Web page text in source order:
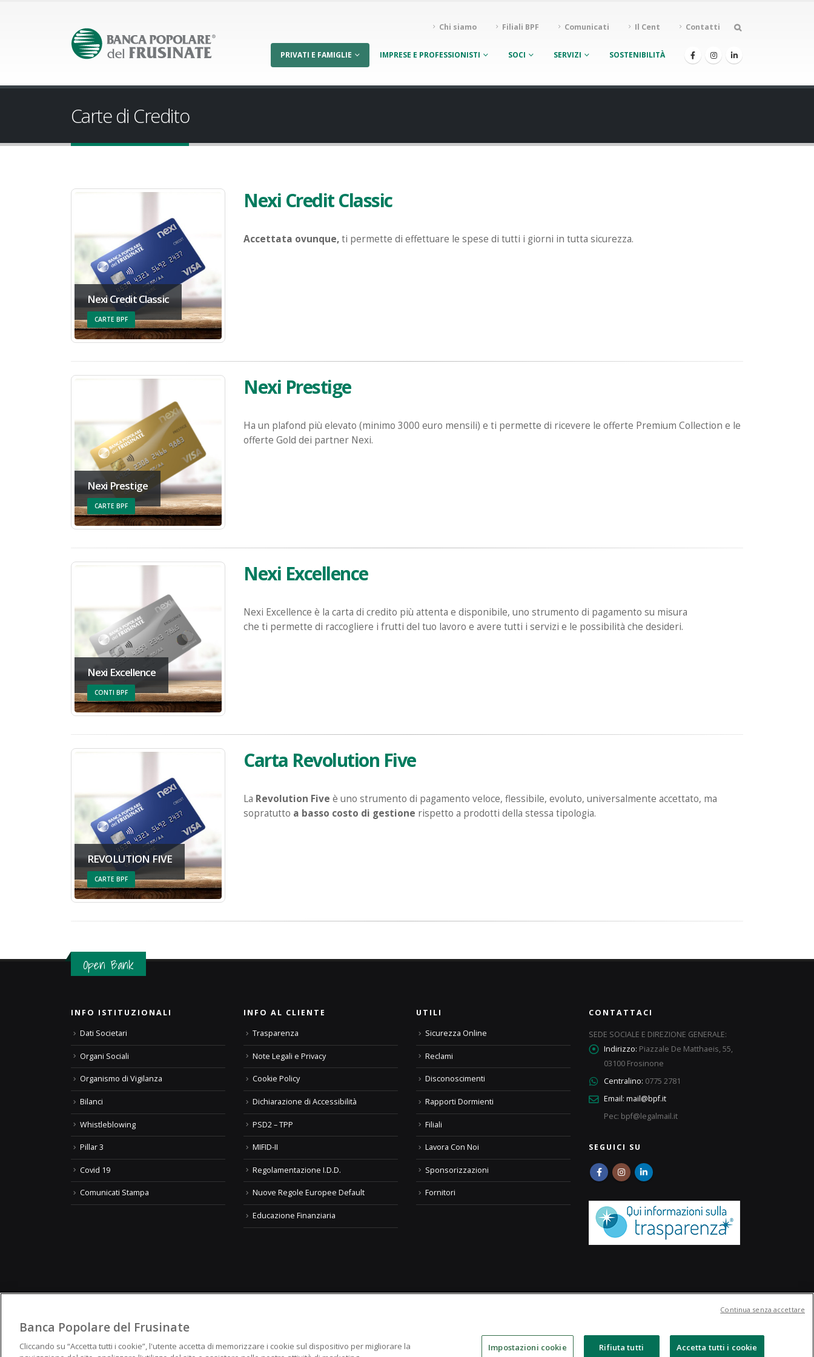
Chi siamo Filiali BPF Comunicati Il Cent Contatti
PRIVATI E FAMIGLIE IMPRESE E PROFESSIONISTI SOCI SERVIZI SOSTENIBILITÀ
Carte di Credito
Nexi Credit Classic
CARTE BPF
Nexi Credit Classic
Accettata ovunque,ti permette di effettuare le spese di tutti i giorni in tutta sicurezza.
Nexi Prestige
CARTE BPF
Nexi Prestige
Ha un plafond più elevato (minimo 3000 euro mensili) e ti permette di ricevere le offerte Premium Collection e le
offerte Gold dei partner Nexi.
Nexi Excellence
CONTI BPF
Nexi Excellence
Nexi Excellence è la carta di credito più attenta e disponibile, uno strumento di pagamento su misura
che ti permette di raccogliere i frutti del tuo lavoro e avere tutti i servizi e le possibilità che desideri.
REVOLUTION FIVE
CARTE BPF
Carta Revolution Five
La Revolution Five è uno strumento di pagamento veloce, flessibile, evoluto, universalmente accettato, ma
sopratutto a basso costo di gestione rispetto a prodotti della stessa tipologia.
Open Bank
INFO ISTITUZIONALI
Dati Societari
Organi Sociali
Organismo di Vigilanza
Bilanci
Whistleblowing
Pillar 3
Covid 19
Comunicati Stampa
INFO AL CLIENTE
Trasparenza
Note Legali e Privacy
Cookie Policy
Dichiarazione di Accessibilità
PSD2 – TPP
MIFID-II
Regolamentazione I.D.D.
Nuove Regole Europee Default
Educazione Finanziaria
UTILI
Sicurezza Online
Reclami
Disconoscimenti
Rapporti Dormienti
Filiali
Lavora Con Noi
Sponsorizzazioni
Fornitori
CONTATTACI
SEDE SOCIALE E DIREZIONE GENERALE:
Indirizzo: Piazzale De Matthaeis, 55,
03100 Frosinone
Centralino: 0775 2781
Email: mail@bpf.it
Pec: bpf@legalmail.it
SEGUICI SU
© Banca Popolare del Frusinate FAQ Chi Siamo Contatti
Banca Popolare del Frusinate
Cliccando su “Accetta tutti i cookie”, l'utente accetta di memorizzare i cookie sul dispositivo per migliorare la
Impostazioni cookie Rifiuta tutti Accetta tutti i cookie
Continua senza accettare